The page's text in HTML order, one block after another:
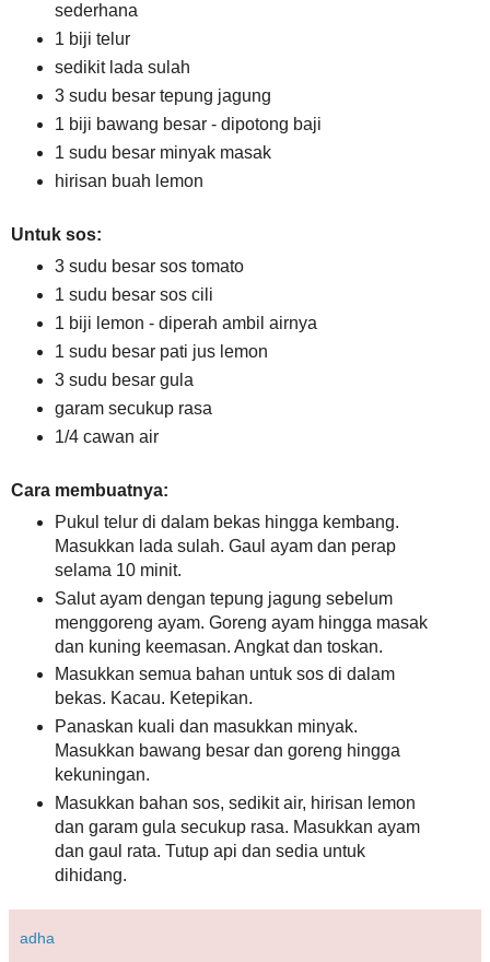
sederhana
1 biji telur
sedikit lada sulah
3 sudu besar tepung jagung
1 biji bawang besar - dipotong baji
1 sudu besar minyak masak
hirisan buah lemon
Untuk sos:
3 sudu besar sos tomato
1 sudu besar sos cili
1 biji lemon - diperah ambil airnya
1 sudu besar pati jus lemon
3 sudu besar gula
garam secukup rasa
1/4 cawan air
Cara membuatnya:
Pukul telur di dalam bekas hingga kembang.
Masukkan lada sulah. Gaul ayam dan perap
selama 10 minit.
Salut ayam dengan tepung jagung sebelum
menggoreng ayam. Goreng ayam hingga masak
dan kuning keemasan. Angkat dan toskan.
Masukkan semua bahan untuk sos di dalam
bekas. Kacau. Ketepikan.
Panaskan kuali dan masukkan minyak.
Masukkan bawang besar dan goreng hingga
kekuningan.
Masukkan bahan sos, sedikit air, hirisan lemon
dan garam gula secukup rasa. Masukkan ayam
dan gaul rata. Tutup api dan sedia untuk
dihidang.
adha